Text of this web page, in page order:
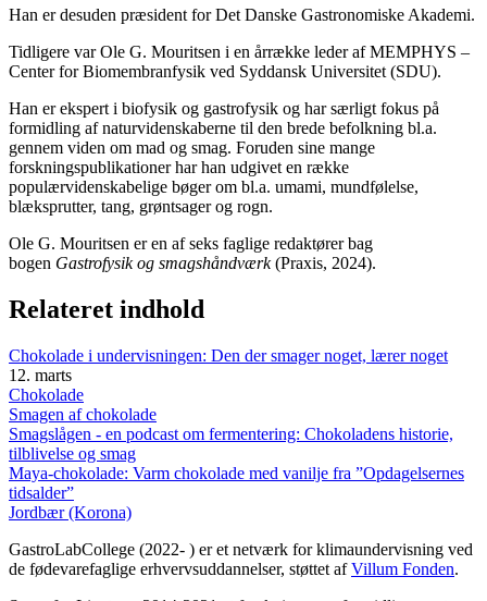
Han er desuden præsident for Det Danske Gastronomiske Akademi.
Tidligere var Ole G. Mouritsen i en årrække leder af MEMPHYS –
Center for Biomembranfysik ved Syddansk Universitet (SDU).
Han er ekspert i biofysik og gastrofysik og har særligt fokus på
formidling af naturvidenskaberne til den brede befolkning bl.a.
gennem viden om mad og smag. Foruden sine mange
forskningspublikationer har han udgivet en række
populærvidenskabelige bøger om bl.a. umami, mundfølelse,
blæksprutter, tang, grøntsager og rogn.
Ole G. Mouritsen er en af seks faglige redaktører bag
bogen Gastrofysik og smagshåndværk(Praxis, 2024).
Relateret indhold
Chokolade i undervisningen: Den der smager noget, lærer noget
12. marts
Chokolade
Smagen af chokolade
Smagslågen - en podcast om fermentering: Chokoladens historie,
tilblivelse og smag
Maya-chokolade: Varm chokolade med vanilje fra ”Opdagelsernes
tidsalder”
Jordbær (Korona)
GastroLabCollege (2022- ) er et netværk for klimaundervisning ved
de fødevarefaglige erhvervsuddannelser, støttet afVillum Fonden.